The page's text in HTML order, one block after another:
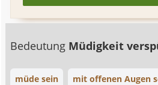
Bedeutung Müdigkeit
müde sein mit offenen Augen